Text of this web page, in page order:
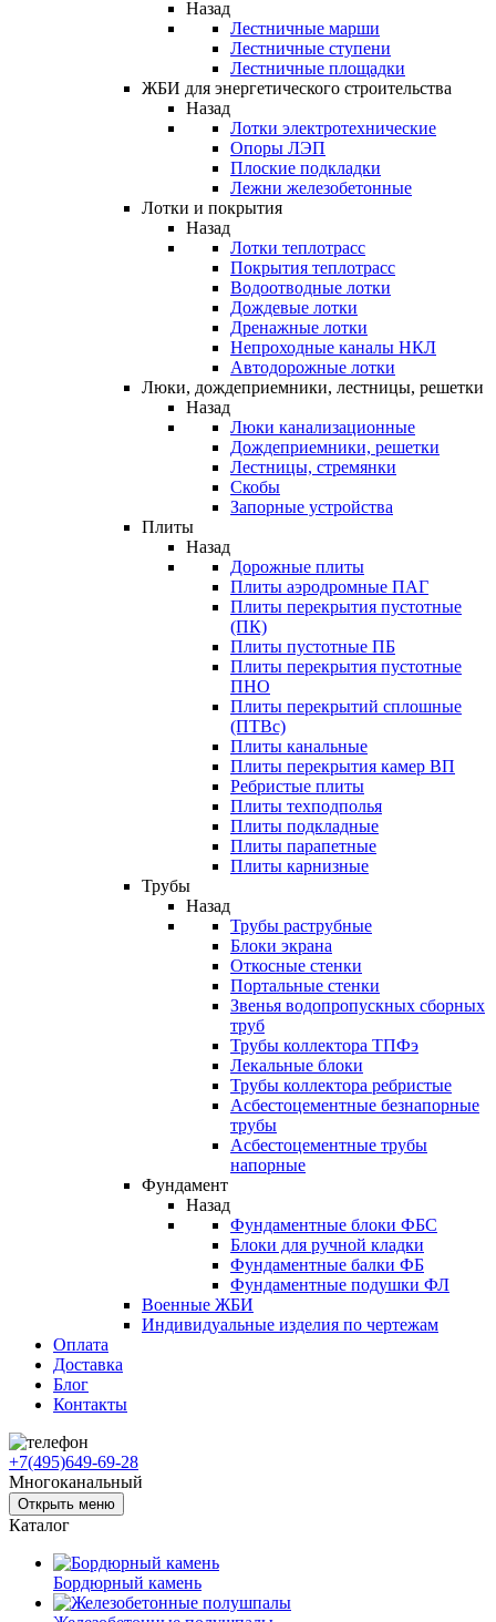
Назад
Лестничные марши
Лестничные ступени
Лестничные площадки
ЖБИ для энергетического строительства
Назад
Лотки электротехнические
Опоры ЛЭП
Плоские подкладки
Лежни железобетонные
Лотки и покрытия
Назад
Лотки теплотрасс
Покрытия теплотрасс
Водоотводные лотки
Дождевые лотки
Дренажные лотки
Непроходные каналы НКЛ
Автодорожные лотки
Люки, дождеприемники, лестницы, решетки
Назад
Люки канализационные
Дождеприемники, решетки
Лестницы, стремянки
Скобы
Запорные устройства
Плиты
Назад
Дорожные плиты
Плиты аэродромные ПАГ
Плиты перекрытия пустотные
(ПК)
Плиты пустотные ПБ
Плиты перекрытия пустотные
ПНО
Плиты перекрытий сплошные
(ПТВс)
Плиты канальные
Плиты перекрытия камер ВП
Ребристые плиты
Плиты техподполья
Плиты подкладные
Плиты парапетные
Плиты карнизные
Трубы
Назад
Трубы раструбные
Блоки экрана
Откосные стенки
Портальные стенки
Звенья водопропускных сборных
труб
Трубы коллектора ТПФэ
Лекальные блоки
Трубы коллектора ребристые
Асбестоцементные безнапорные
трубы
Асбестоцементные трубы
напорные
Фундамент
Назад
Фундаментные блоки ФБС
Блоки для ручной кладки
Фундаментные балки ФБ
Фундаментные подушки ФЛ
Военные ЖБИ
Индивидуальные изделия по чертежам
Оплата
Доставка
Блог
Контакты
+7(495)649-69-28
Многоканальный
Открыть меню
Каталог
Бордюрный камень